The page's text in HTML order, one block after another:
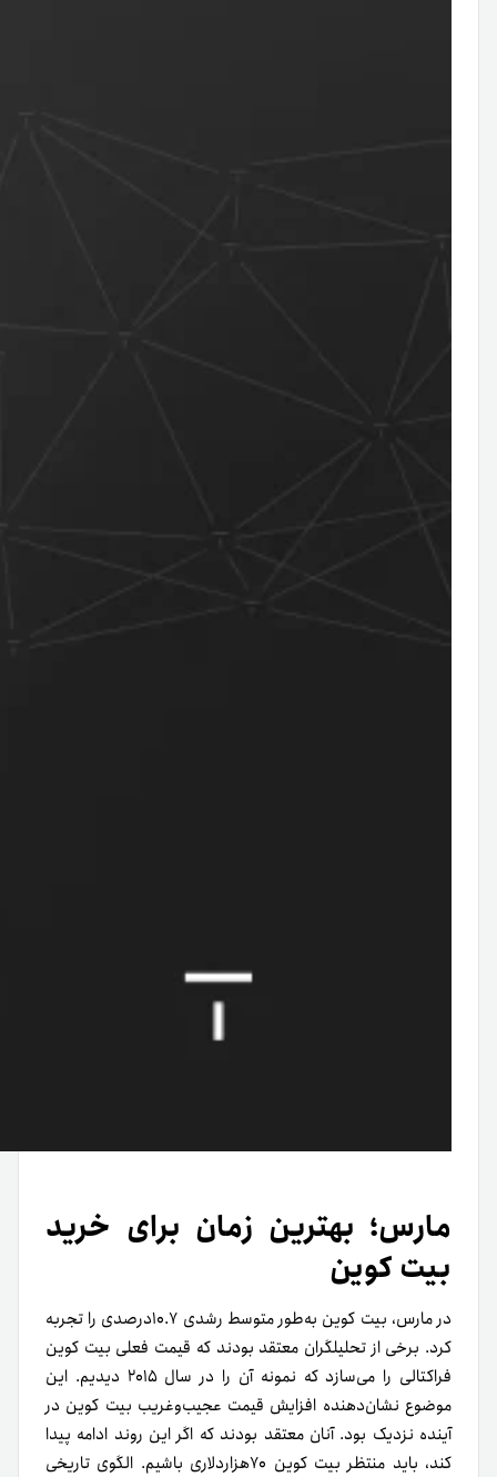
مارس؛ بهترین زمان برای خرید
بیت کوین
در مارس، بیت کوین به‌­طور متوسط رشدی ۱۰.۷درصدی را تجربه
کرد. برخی از تحلیل­گران معتقد بودند که قیمت فعلی بیت کوین
فراکتالی را می­‌سازد که نمونه آن را در سال ۲۰۱۵ دیدیم. این
موضوع نشان‌­دهنده افزایش قیمت عجیب‌­وغریب بیت کوین در
آینده نزدیک بود. آنان معتقد بودند که اگر این روند ادامه پیدا
کند، باید منتظر بیت کوین ۷۰هزاردلاری باشیم. الگوی تاریخی